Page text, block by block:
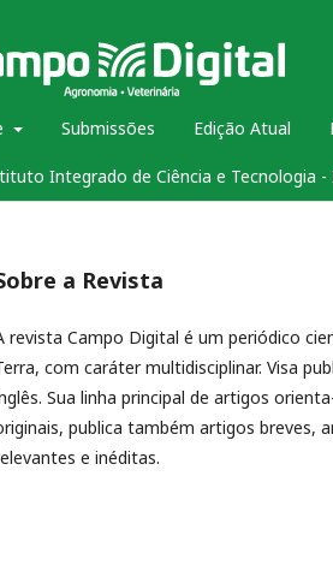
Submissões Edição Atual
Integrado de Ciência e Tecnologia -
a Revista
revista Campo Digital é um periódico
com caráter multidisciplinar. Visa
Sua linha principal de artigos
publica também artigos breves,
e inéditas.